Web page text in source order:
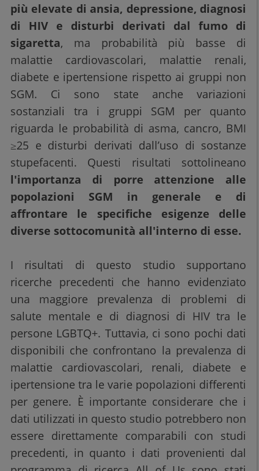
più elevate di ansia, depressione, diagnosi
di HIV e disturbi derivati dal fumo di
sigaretta, ma probabilità più basse di
malattie cardiovascolari, malattie renali,
diabete e ipertensione rispetto ai gruppi non
SGM. Ci sono state anche variazioni
sostanziali tra i gruppi SGM per quanto
riguarda le probabilità di asma, cancro, BMI
≥25 e disturbi derivati dall’uso di sostanze
stupefacenti. Questi risultati sottolineano
l'importanza di porre attenzione alle
popolazioni SGM in generale e di
affrontare le specifiche esigenze delle
diverse sottocomunità all'interno di esse.
I risultati di questo studio supportano
ricerche precedenti che hanno evidenziato
una maggiore prevalenza di problemi di
salute mentale e di diagnosi di HIV tra le
persone LGBTQ+. Tuttavia, ci sono pochi dati
disponibili che confrontano la prevalenza di
malattie cardiovascolari, renali, diabete e
ipertensione tra le varie popolazioni differenti
per genere. È importante considerare che i
dati utilizzati in questo studio potrebbero non
essere direttamente comparabili con studi
precedenti, in quanto i dati provenienti dal